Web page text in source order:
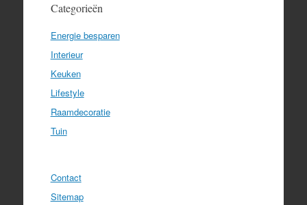
Categorieën
Energie besparen
Interieur
Keuken
Lifestyle
Raamdecoratie
Tuin
Contact
Sitemap